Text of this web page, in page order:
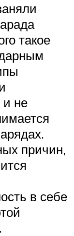
такое
и не
причин,
в себе